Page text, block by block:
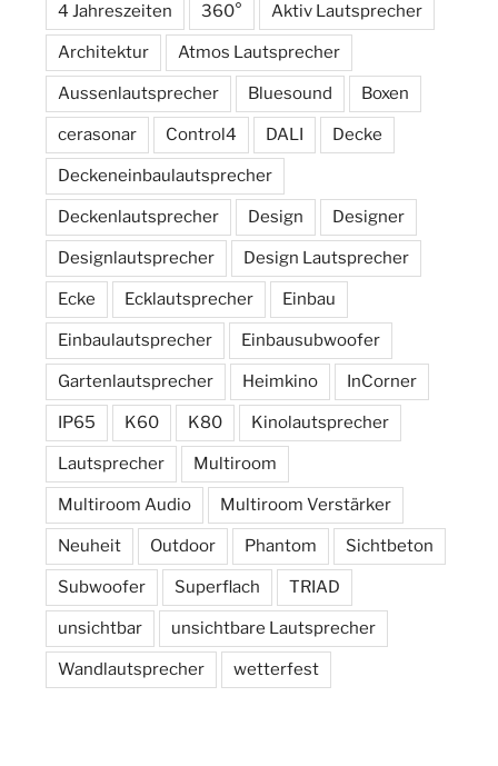
4 Jahreszeiten 360° Aktiv Lautsprecher
Architektur Atmos Lautsprecher
Aussenlautsprecher Bluesound Boxen
cerasonar Control4 DALI Decke
Deckeneinbaulautsprecher
Deckenlautsprecher Design Designer
Designlautsprecher Design Lautsprecher
Ecke Ecklautsprecher Einbau
Einbaulautsprecher Einbausubwoofer
Gartenlautsprecher Heimkino InCorner
IP65 K60 K80 Kinolautsprecher
Lautsprecher Multiroom
Multiroom Audio Multiroom Verstärker
Neuheit Outdoor Phantom Sichtbeton
Subwoofer Superflach TRIAD
unsichtbar unsichtbare Lautsprecher
Wandlautsprecher wetterfest